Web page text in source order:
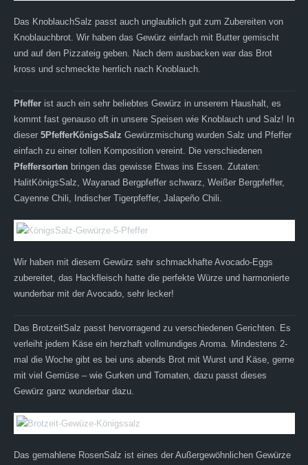
Das KnoblauchSalz passt auch unglaublich gut zum Zubereiten von
Knoblauchbrot. Wir haben das Gewürz einfach mit Butter gemischt
und auf den Pizzateig geben. Nach dem ausbacken war das Brot
kross und schmeckte herrlich nach Knoblauch.
Pfefferist auch ein sehr beliebtes Gewürz in unserem Haushalt, es
kommt fast genauso oft in unsere Speisen wie Knoblauch und Salz! In
dieser 5PfefferKönigsSalz Gewürzmischung wurden Salz und Pfeffer
einfach zu einer tollen Komposition vereint. Die verschiedenen
Pfeffersorten bringen das gewisse Etwas ins Essen. Zutaten:
HalitKönigsSalz, Wayanad Bergpfeffer schwarz, Weißer Bergpfeffer,
Cayenne Chili, Indischer Tigerpfeffer, Jalapeño Chili.
Wir haben mit diesem Gewürz sehr schmackhafte Avocado-Eggs
zubereitet, das Hackfleisch hatte die perfekte Würze und harmonierte
wunderbar mit der Avocado, sehr lecker!
Das BrotzeitSalz passt hervorragend zu verschiedenen Gerichten. Es
verleiht jedem Käse ein herzhaft vollmundiges Aroma. Mindestens 2-
mal die Woche gibt es bei uns abends Brot mit Wurst und Käse, gerne
mit viel Gemüse – wie Gurken und Tomaten, dazu passt dieses
Gewürz ganz wunderbar dazu.
Das gemahlene RosenSalz ist eines der Außergewöhnlichen Gewürze